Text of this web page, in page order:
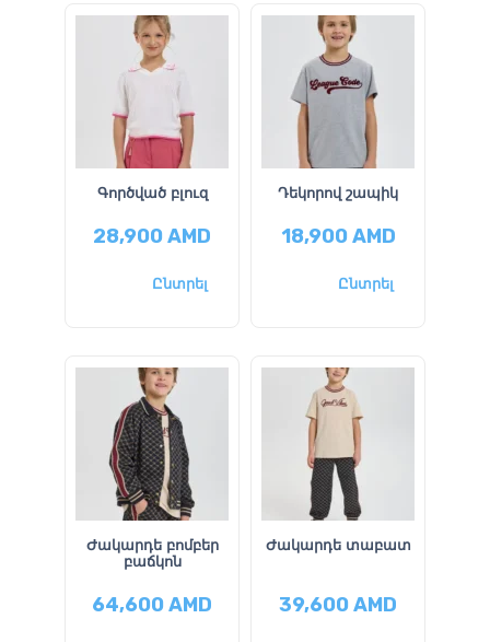
Գործված բլուզ
28,900AMD
Ընտրել
Դեկորով շապիկ
18,900AMD
Ընտրել
Ժակարդե բոմբեր
բաճկոն
64,600AMD
Ժակարդե տաբատ
39,600AMD